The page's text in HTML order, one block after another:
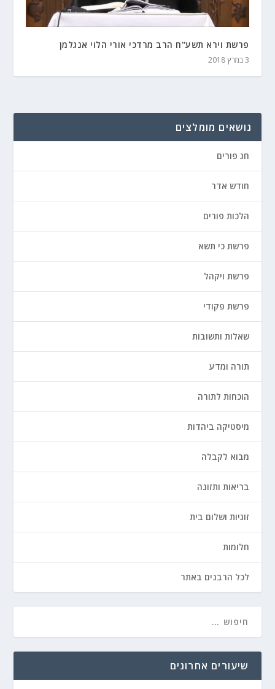
פרשת וירא תשע"ח הרב מרדכי אורי הלוי אנגלמן
3 במרץ 2018
נושאים מומלצים
חג פורים
חודש אדר
הלכות פורים
פרשת כי תשא
פרשת ויקהל
פרשת פקודי
שאלות ותשובות
תורה ומדע
הוכחות לתורה
מיסטיקה ביהדות
מבוא לקבלה
בריאות ותזונה
זוגיות ושלום בית
חלומות
לכל הרבנים באתר
שיעורים אחרונים